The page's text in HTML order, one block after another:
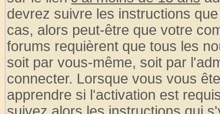
devrez suivre les instructions
cas, alors peut-être que votre
forums requièrent que tous les
soit par vous-même, soit par
connecter. Lorsque vous vous
apprendre si l'activation est